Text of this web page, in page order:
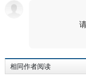
相同作者阅读